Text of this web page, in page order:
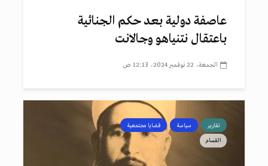
عاصفة دولية بعد حكم الجنائية
باعتقال نتنياهو وجالانت
الجمعة، 22 نوفمبر 2024، 12:13 ص
تقارير سياسة قضايا مجتمعية
القسام